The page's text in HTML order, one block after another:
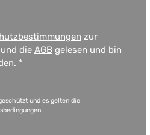
zur
die AGB gelesen und bin
*
und es gelten die
.